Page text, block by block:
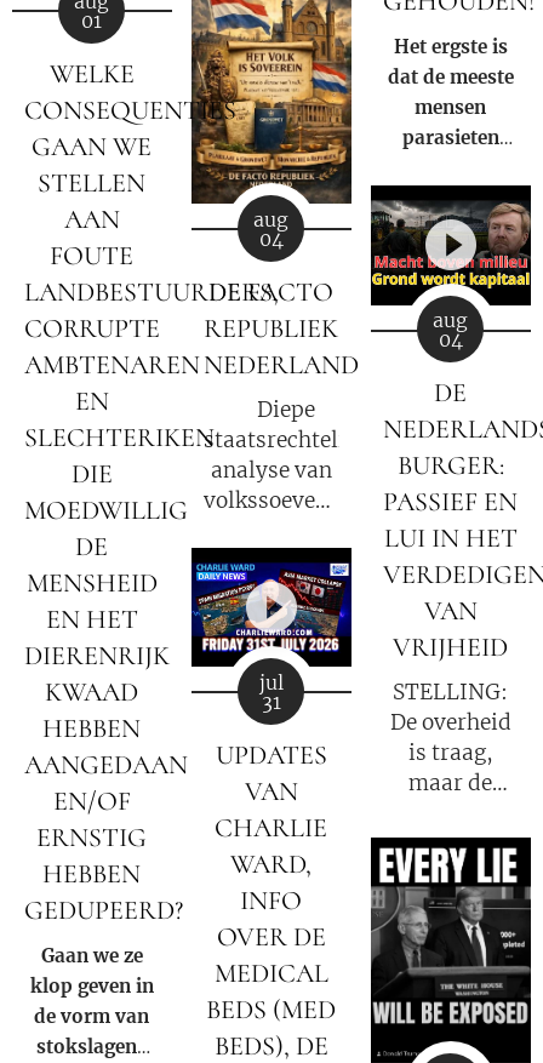
Het ergste is
dat de meeste
mensen
parasieten
het niet eens
weten.
aug
04
DE FACTO
REPUBLIEK
NEDERLAND
⚖️ Diepe
staatsrechtelijke
analyse van
volkssoevereiniteit
aug
04
DE
BURGER:
PASSIEF EN
LUI IN HET
VAN
VRIJHEID
STELLING:
De overheid
is traag,
maar de
is de
oorzaak!
01
WELKE
CONSEQUENTIES
GAAN WE
STELLEN
AAN
FOUTE
LANDBESTUURDERS,
CORRUPTE
AMBTENAREN
EN
SLECHTERIKEN
DIE
MOEDWILLIG
DE
MENSHEID
EN HET
DIERENRIJK
KWAAD
HEBBEN
AANGEDAAN
EN/OF
ERNSTIG
HEBBEN
GEDUPEERD?
Gaan we ze
klop geven in
de vorm van
stokslagen?
jul
31
UPDATES
VAN
CHARLIE
WARD,
INFO
OVER DE
MEDICAL
BEDS (MED
BEDS), DE